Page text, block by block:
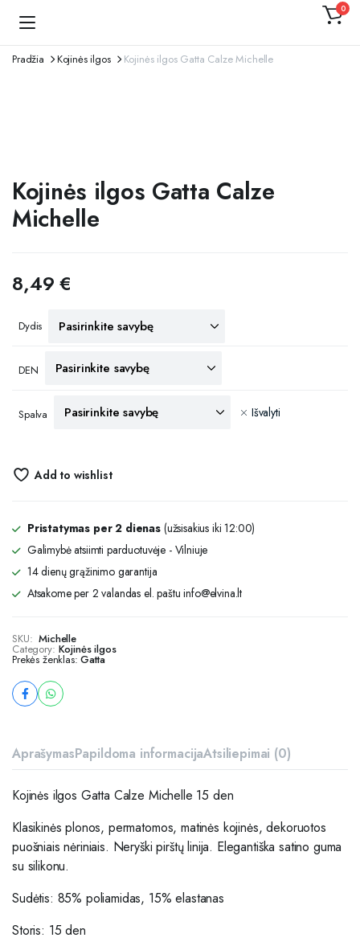
0
Pradžia Kojinės ilgos Kojinės ilgos Gatta Calze Michelle
Kojinės ilgos Gatta Calze
Michelle
8,49€
Dydis
DEN
Spalva Išvalyti
Add to wishlist
Pristatymas per 2 dienas (užsisakius iki 12:00)
Galimybė atsiimti parduotuvėje - Vilniuje
14 dienų grąžinimo garantija
Atsakome per 2 valandas el. paštu info@elvina.lt
SKU: Michelle
Category: Kojinės ilgos
Prekės ženklas:Gatta
AprašymasPapildoma informacijaAtsiliepimai (0)
Kojinės ilgos Gatta Calze Michelle 15 den
Klasikinės plonos, permatomos, matinės kojinės, dekoruotos
puošniais nėriniais. Neryški pirštų linija. Elegantiška satino guma
su silikonu.
Sudėtis: 85% poliamidas, 15% elastanas
Storis: 15 den